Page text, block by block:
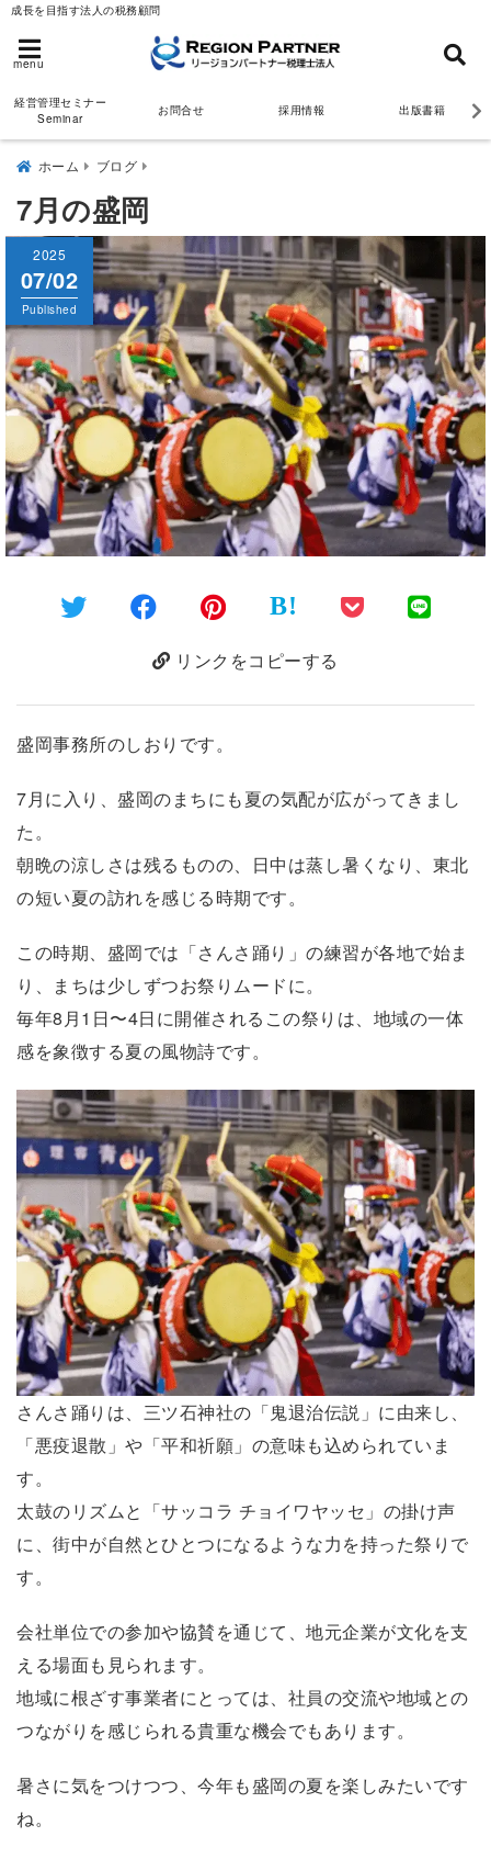
成長を目指す法人の税務顧問
menu
経営管理セミナー
Seminar
お問合せ 採用情報 出版書籍
ホーム ブログ
7月の盛岡
2025
07/02
Published
B!
リンクをコピーする
盛岡事務所のしおりです。
7月に入り、盛岡のまちにも夏の気配が広がってきまし
た。
朝晩の涼しさは残るものの、日中は蒸し暑くなり、東北
の短い夏の訪れを感じる時期です。
この時期、盛岡では「さんさ踊り」の練習が各地で始ま
り、まちは少しずつお祭りムードに。
毎年8月1日〜4日に開催されるこの祭りは、地域の一体
感を象徴する夏の風物詩です。
さんさ踊りは、三ツ石神社の「鬼退治伝説」に由来し、
「悪疫退散」や「平和祈願」の意味も込められていま
す。
太鼓のリズムと「サッコラ チョイワヤッセ」の掛け声
に、街中が自然とひとつになるような力を持った祭りで
す。
会社単位での参加や協賛を通じて、地元企業が文化を支
える場面も見られます。
地域に根ざす事業者にとっては、社員の交流や地域との
つながりを感じられる貴重な機会でもあります。
暑さに気をつけつつ、今年も盛岡の夏を楽しみたいです
ね。